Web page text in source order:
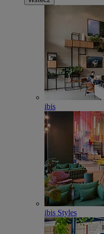
ibis
ibis Styles